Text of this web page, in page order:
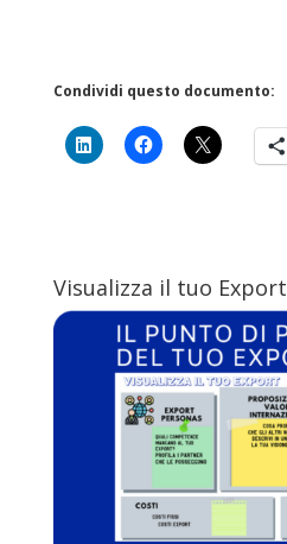
Condividi questo documento:
Visualizza il tuo Export